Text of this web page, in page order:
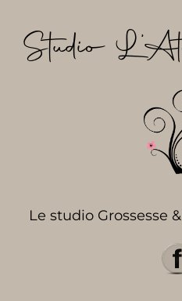
contenu
Studio
Le studio Grossesse